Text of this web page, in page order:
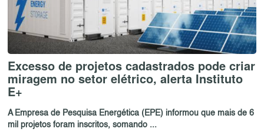
Excesso de projetos cadastrados pode criar
miragem no setor elétrico, alerta Instituto
E+
A Empresa de Pesquisa Energética (EPE) informou que mais de 6
mil projetos foram inscritos, somando ...